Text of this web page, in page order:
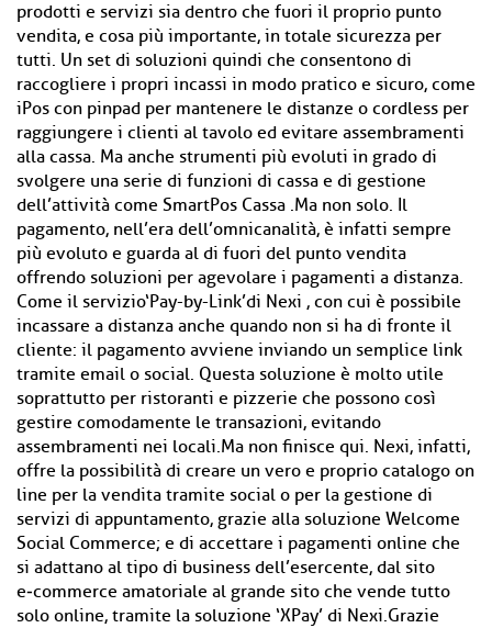
prodotti e servizi sia dentro che fuori il proprio punto
vendita, e cosa più importante, in totale sicurezza per
tutti. Un set di soluzioni quindi che consentono di
raccogliere i propri incassi in modo pratico e sicuro, come
iPos con pinpad per mantenere le distanze o cordless per
raggiungere i clienti al tavolo ed evitare assembramenti
alla cassa. Ma anche strumenti più evoluti in grado di
svolgere una serie di funzioni di cassa e di gestione
dell’attività come SmartPos Cassa .Ma non solo. Il
pagamento, nell’era dell’omnicanalità, è infatti sempre
più evoluto e guarda al di fuori del punto vendita
offrendo soluzioni per agevolare i pagamenti a distanza.
Come il servizio‘Pay-by-Link’di Nexi , con cui è possibile
incassare a distanza anche quando non si ha di fronte il
cliente: il pagamento avviene inviando un semplice link
tramite email o social. Questa soluzione è molto utile
soprattutto per ristoranti e pizzerie che possono così
gestire comodamente le transazioni, evitando
assembramenti nei locali.Ma non finisce qui. Nexi, infatti,
offre la possibilità di creare un vero e proprio catalogo on
line per la vendita tramite social o per la gestione di
servizi di appuntamento, grazie alla soluzione Welcome
Social Commerce; e di accettare i pagamenti online che
si adattano al tipo di business dell’esercente, dal sito
e‑commerce amatoriale al grande sito che vende tutto
solo online, tramite la soluzione ‘XPay’ di Nexi.Grazie